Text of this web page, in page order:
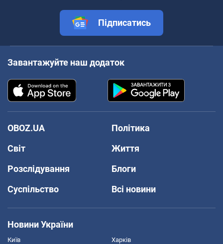
Підписатись
Завантажуйте наш додаток
OBOZ.UA
Політика
Світ
Життя
Розслідування
Блоги
Суспільство
Всі новини
Новини України
Київ Харків